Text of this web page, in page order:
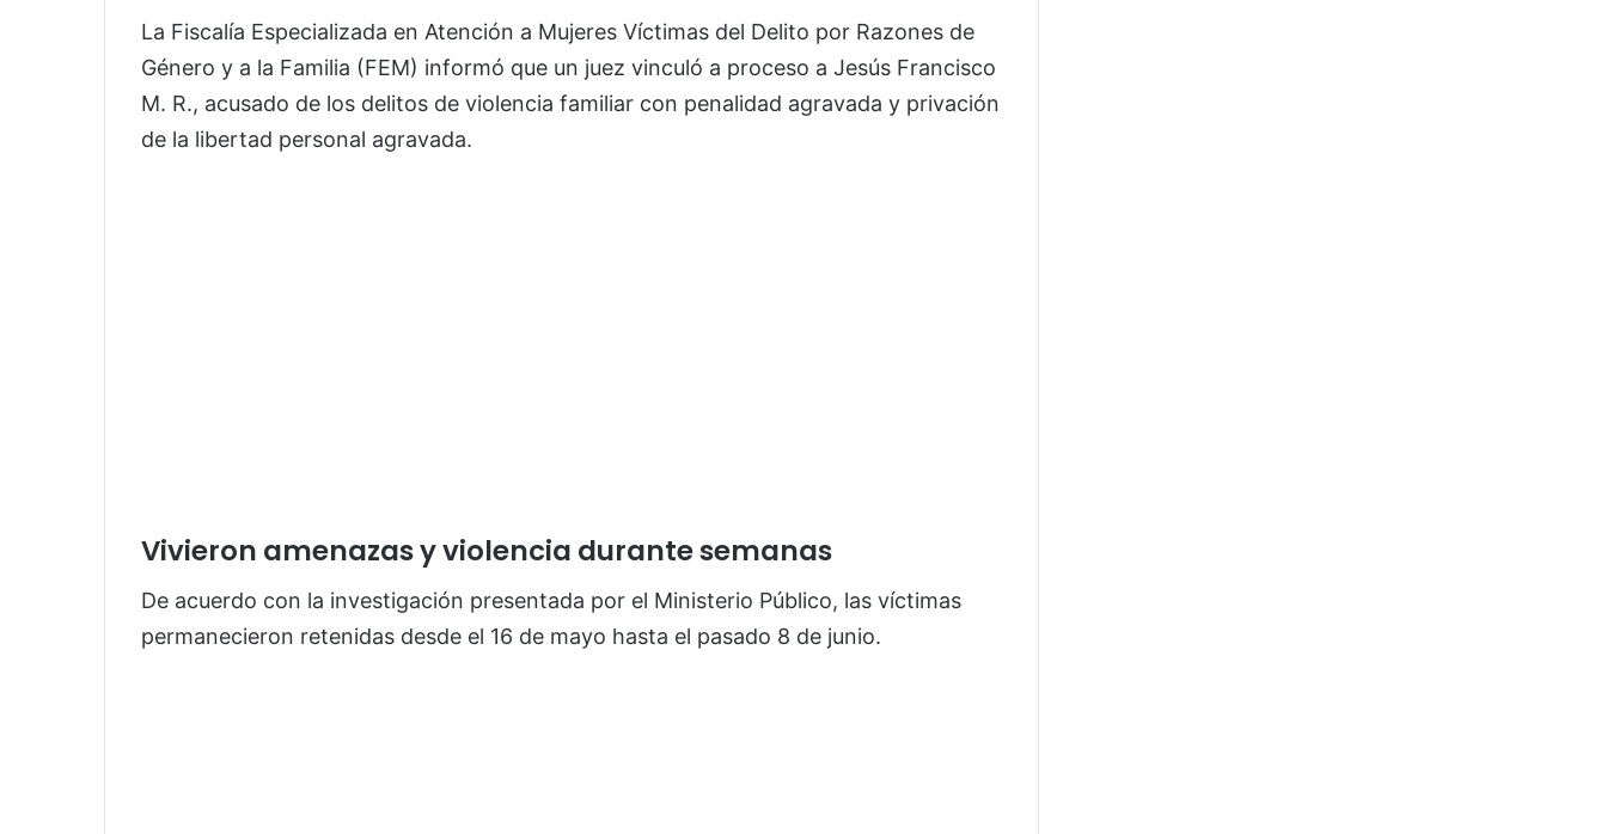
La Fiscalía Especializada en Atención a Mujeres Víctimas del Delito por Razones de
Género y a la Familia (FEM) informó que un juez vinculó a proceso a Jesús Francisco
M. R., acusado de los delitos de violencia familiar con penalidad agravada y privación
de la libertad personal agravada.
Vivieron amenazas y violencia durante semanas
De acuerdo con la investigación presentada por el Ministerio Público, las víctimas
permanecieron retenidas desde el 16 de mayo hasta el pasado 8 de junio.